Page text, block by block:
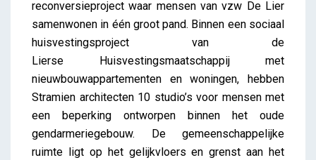
reconversieproject waar mensen van vzw De Lier
samenwonen in één groot pand. Binnen een sociaal
huisvestingsproject van de
Lierse Huisvestingsmaatschappij met
nieuwbouwappartementen en woningen, hebben
Stramien architecten 10 studio’s voor mensen met
een beperking ontworpen binnen het oude
gendarmeriegebouw. De gemeenschappelijke
ruimte ligt op het gelijkvloers en grenst aan het